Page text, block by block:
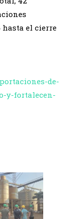
hasta el cierre
de-
y-fortalecen-